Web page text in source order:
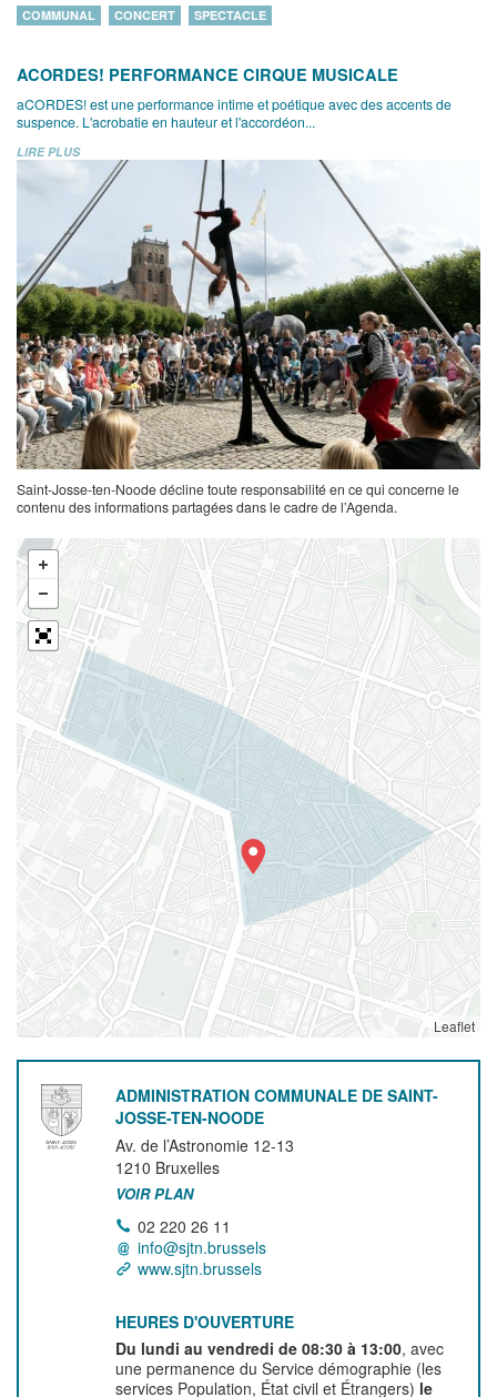
COMMUNAL CONCERT SPECTACLE
ACORDES! PERFORMANCE CIRQUE MUSICALE
aCORDES! est une performance intime et poétique avec des accents de
suspence. L'acrobatie en hauteur et l'accordéon...
LIRE PLUS
Saint-Josse-ten-Noode décline toute responsabilité en ce qui concerne le
contenu des informations partagées dans le cadre de l’Agenda.
Leaflet
ADMINISTRATION COMMUNALE DE SAINT-
JOSSE-TEN-NOODE
Av. de l’Astronomie 12-13
1210 Bruxelles
VOIR PLAN
02 220 26 11
info@sjtn.brussels
www.sjtn.brussels
HEURES D'OUVERTURE
Du lundi au vendredi de 08:30 à 13:00, avec
une permanence du Service démographie (les
services Population, État civil et Étrangers) le